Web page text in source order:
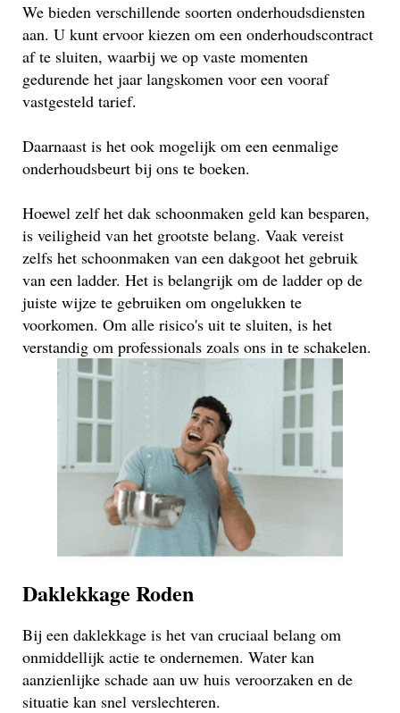
We bieden verschillende soorten onderhoudsdiensten
aan. U kunt ervoor kiezen om een onderhoudscontract
af te sluiten, waarbij we op vaste momenten
gedurende het jaar langskomen voor een vooraf
vastgesteld tarief.
Daarnaast is het ook mogelijk om een eenmalige
onderhoudsbeurt bij ons te boeken.
Hoewel zelf het dak schoonmaken geld kan besparen,
is veiligheid van het grootste belang. Vaak vereist
zelfs het schoonmaken van een dakgoot het gebruik
van een ladder. Het is belangrijk om de ladder op de
juiste wijze te gebruiken om ongelukken te
voorkomen. Om alle risico's uit te sluiten, is het
verstandig om professionals zoals ons in te schakelen.
Daklekkage Roden
Bij een daklekkage is het van cruciaal belang om
onmiddellijk actie te ondernemen. Water kan
aanzienlijke schade aan uw huis veroorzaken en de
situatie kan snel verslechteren.